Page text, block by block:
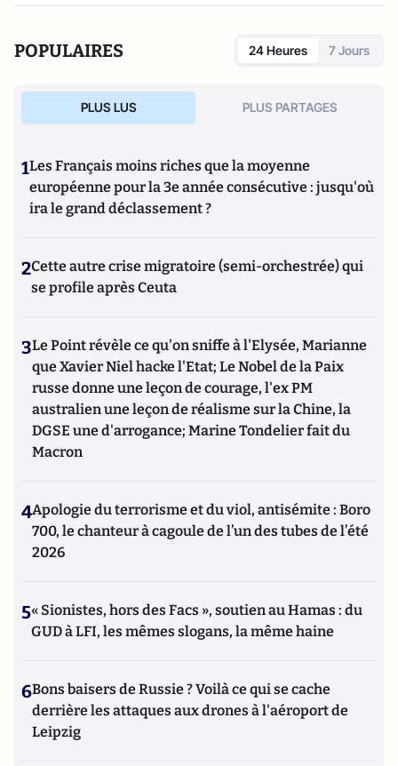
POPULAIRES 24 Heures 7 Jours
PLUS LUS PLUS PARTAGES
1Les Français moins riches que la moyenne
européenne pour la 3e année consécutive : jusqu'où
ira le grand déclassement ?
2Cette autre crise migratoire (semi-orchestrée) qui
se profile après Ceuta
3Le Point révèle ce qu'on sniffe à l'Elysée, Marianne
que Xavier Niel hacke l'Etat; Le Nobel de la Paix
russe donne une leçon de courage, l'ex PM
australien une leçon de réalisme sur la Chine, la
DGSE une d'arrogance; Marine Tondelier fait du
Macron
4Apologie du terrorisme et du viol, antisémite : Boro
700, le chanteur à cagoule de l’un des tubes de l’été
2026
5« Sionistes, hors des Facs », soutien au Hamas : du
GUD à LFI, les mêmes slogans, la même haine
6Bons baisers de Russie ? Voilà ce qui se cache
derrière les attaques aux drones à l'aéroport de
Leipzig